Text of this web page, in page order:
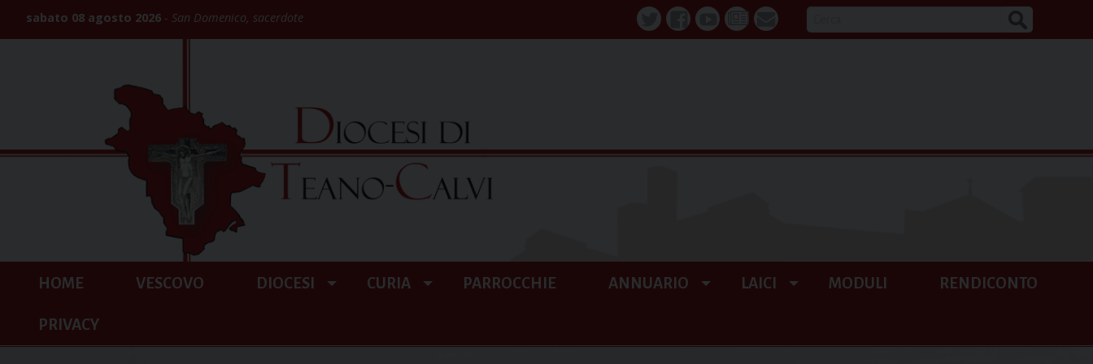
sabato 08 agosto 2026 San Domenico, sacerdote
TwitterFacebookYoutube
La webmail
HOME VESCOVO DIOCESI CURIA PARROCCHIE ANNUARIO LAICI MODULI RENDICONTO
PRIVACY